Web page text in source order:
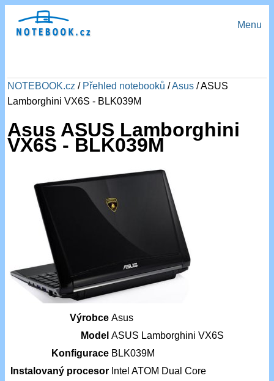
Menu
NOTEBOOK.cz / Přehled notebooků /Asus / ASUS
Lamborghini VX6S - BLK039M
Asus ASUS Lamborghini
VX6S - BLK039M
Výrobce Asus
Model ASUS Lamborghini VX6S
Konfigurace BLK039M
Instalovaný procesor Intel ATOM Dual Core